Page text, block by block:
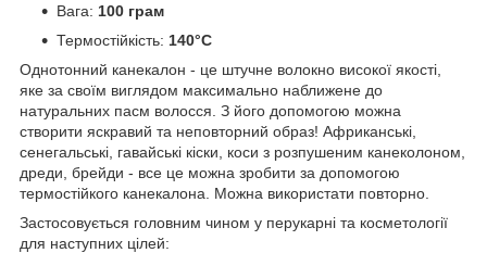
Вага: 100 грам
Термостійкість: 140°C
Однотонний канекалон - це штучне волокно високої якості,
яке за своїм виглядом максимально наближене до
натуральних пасм волосся. З його допомогою можна
створити яскравий та неповторний образ! Африканські,
сенегальські, гавайські кіски, коси з розпушеним канеколоном,
дреди, брейди - все це можна зробити за допомогою
термостійкого канекалона. Можна використати повторно.
Застосовується головним чином у перукарні та косметології
для наступних цілей: